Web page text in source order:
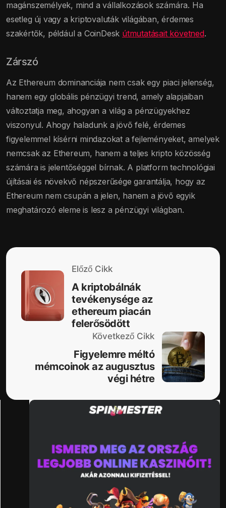
magánszemélyek, mind a vállalkozások számára. Ha
esetleg új vagy a kriptovaluták világában, érdemes
szakértők, például a CoinDesk útmutatásait követned.
Zárszó
Az Ethereum dominanciája nem csak egy piaci jelenség,
hanem egy globális pénzügyi trend, amely alapjaiban
változtatja meg, ahogyan a világ a pénzügyekhez
viszonyul. Ahogy haladunk a jövő felé, érdemes
figyelemmel kísérni mindazokat a fejleményeket, amelyek
nemcsak az Ethereum, hanem a teljes kripto közösség
számára is jelentőséggel bírnak. A platform technológiai
újításai és növekvő népszerűsége garantálja, hogy az
Ethereum nem csupán a jelen, hanem a jövő egyik
meghatározó eleme is lesz a pénzügyi világban.
Előző Cikk
A kriptobálnák
tevékenysége az
ethereum piacán
felerősödött
Következő Cikk
Figyelemre méltó
mémcoinok az augusztus
végi hétre